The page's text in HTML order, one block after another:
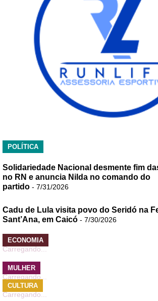
POLÍTICA
Solidariedade Nacional desmente fim
no RN e anuncia Nilda no comando do
partido - 7/31/2026
Cadu de Lula visita povo do Seridó na
Sant’Ana, em Caicó - 7/30/2026
ECONOMIA
Carregando...
MULHER
Carregando...
CULTURA
Carregando...